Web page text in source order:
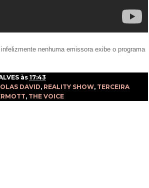
infelizmente nenhuma emissora exibe o programa
às 17:43
DAVID, REALITY SHOW, TERCEIRA
, THE VOICE